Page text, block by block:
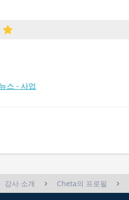
스 - 사업
강사 소개 Cheta의 프로필